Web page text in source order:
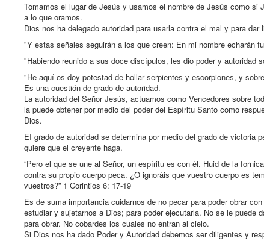
Tomamos el lugar de Jesús y usamos el nombre de Jesús como
a lo que oramos.
Dios nos ha delegado autoridad para usarla contra el mal y para
"Y estas señales seguirán a los que creen: En mi nombre echarán
"Habiendo reunido a sus doce discípulos, les dio poder y autoridad
"He aquí os doy potestad de hollar serpientes y escorpiones, y
Es una cuestión de grado de autoridad.
La autoridad del Señor Jesús, actuamos como Vencedores sobre
la puede obtener por medio del poder del Espíritu Santo como
Dios.
EI grado de autoridad se determina por medio del grado de
quiere que el creyente haga.
“Pero el que se une al Señor, un espíritu es con él. Huid de la
contra su propio cuerpo peca. ¿O ignoráis que vuestro cuerpo es
vuestros?” 1 Corintios 6: 17-19
Es de suma importancia cuidarnos de no pecar para poder obrar
estudiar y sujetarnos a Dios; para poder ejecutarla. No se le puede
para obrar. No cobardes los cuales no entran al cielo.
Si Dios nos ha dado Poder y Autoridad debemos ser diligentes y